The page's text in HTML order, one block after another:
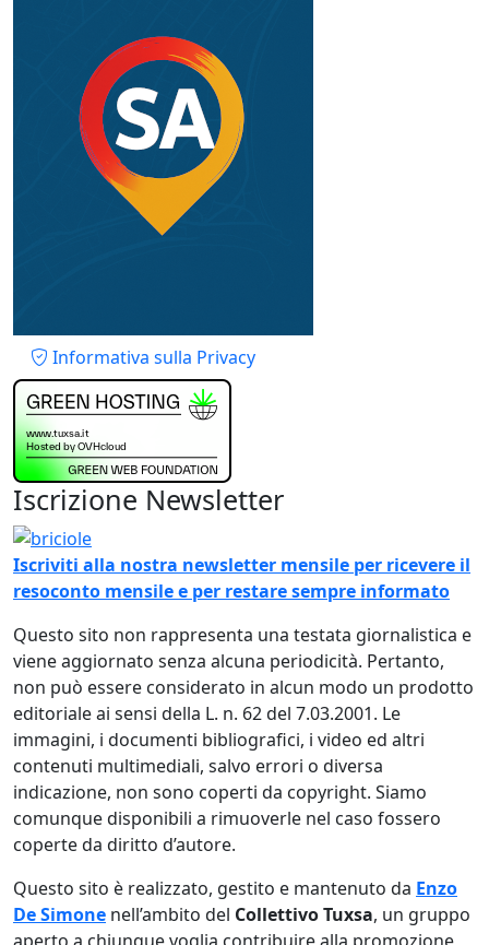
Piè di pagina
Informativa sulla Privacy
Iscrizione Newsletter
Immagine
Iscriviti alla nostra newsletter mensile per ricevere il
resoconto mensile e per restare sempre informato
Questo sito non rappresenta una testata giornalistica e
viene aggiornato senza alcuna periodicità. Pertanto,
non può essere considerato in alcun modo un prodotto
editoriale ai sensi della L. n. 62 del 7.03.2001. Le
immagini, i documenti bibliografici, i video ed altri
contenuti multimediali, salvo errori o diversa
indicazione, non sono coperti da copyright. Siamo
comunque disponibili a rimuoverle nel caso fossero
coperte da diritto d’autore.
Questo sito è realizzato, gestito e mantenuto da Enzo
De Simone nell’ambito del Collettivo Tuxsa, un gruppo